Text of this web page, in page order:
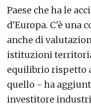
Paese che ha le
d'Europa. C'è una
anche di
istituzioni
equilibrio rispetto
quello - ha
investitore